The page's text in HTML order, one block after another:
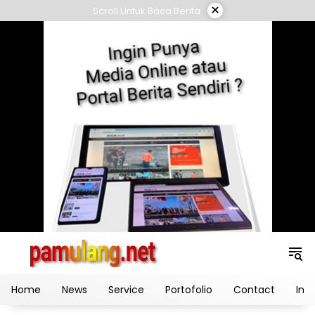
to
Scroll Untuk Baca Berita ×
Home News Service Portofolio Contact